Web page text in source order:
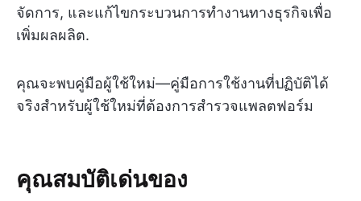
จัดการ, และแก้ไขกระบวนการทำงานทางธุรกิจเพื่อ
เพิ่มผลผลิต.
คุณจะพบคู่มือผู้ใช้ใหม่—คู่มือการใช้งานที่ปฏิบัติได้
จริงสำหรับผู้ใช้ใหม่ที่ต้องการสำรวจแพลตฟอร์ม
คุณสมบัติเด่นของ